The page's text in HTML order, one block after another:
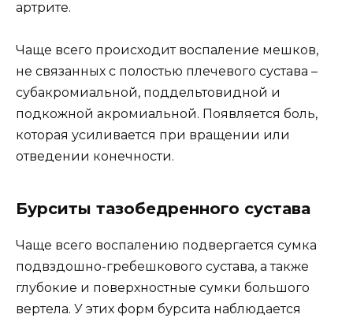
артрите.
Чаще всего происходит воспаление мешков,
не связанных с полостью плечевого сустава –
субакромиальной, поддельтовидной и
подкожной акромиальной. Появляется боль,
которая усиливается при вращении или
отведении конечности.
Бурситы тазобедренного сустава
Чаще всего воспалению подвергается сумка
подвздошно-гребешкового сустава, а также
глубокие и поверхностные сумки большого
вертела. У этих форм бурсита наблюдается